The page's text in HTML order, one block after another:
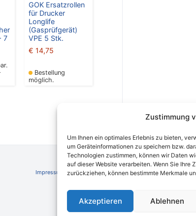
Zustimmung
Um Ihnen ein optimales Erlebnis zu bieten,
um Geräteinformationen zu speichern bzw.
Technologien zustimmen, können wir Daten
auf dieser Website verarbeiten. Wenn Sie Ihre
zurückziehen, können bestimmte Merkmale
Akzeptieren Ablehnen
7
GOK Ersatzrollen
für Drucker
Longlife
(Gasprüfgerät)
VPE 5 Stk.
€ 14,75
Bestellung
möglich.
Impressum AGB Schlichtungsstelle Widerrufsrecht und